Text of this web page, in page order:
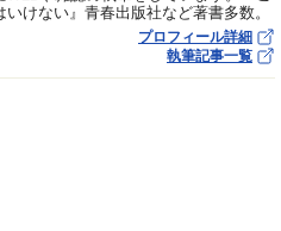
けない』青春出版社など著書多数。
プロフィール詳細
執筆記事一覧